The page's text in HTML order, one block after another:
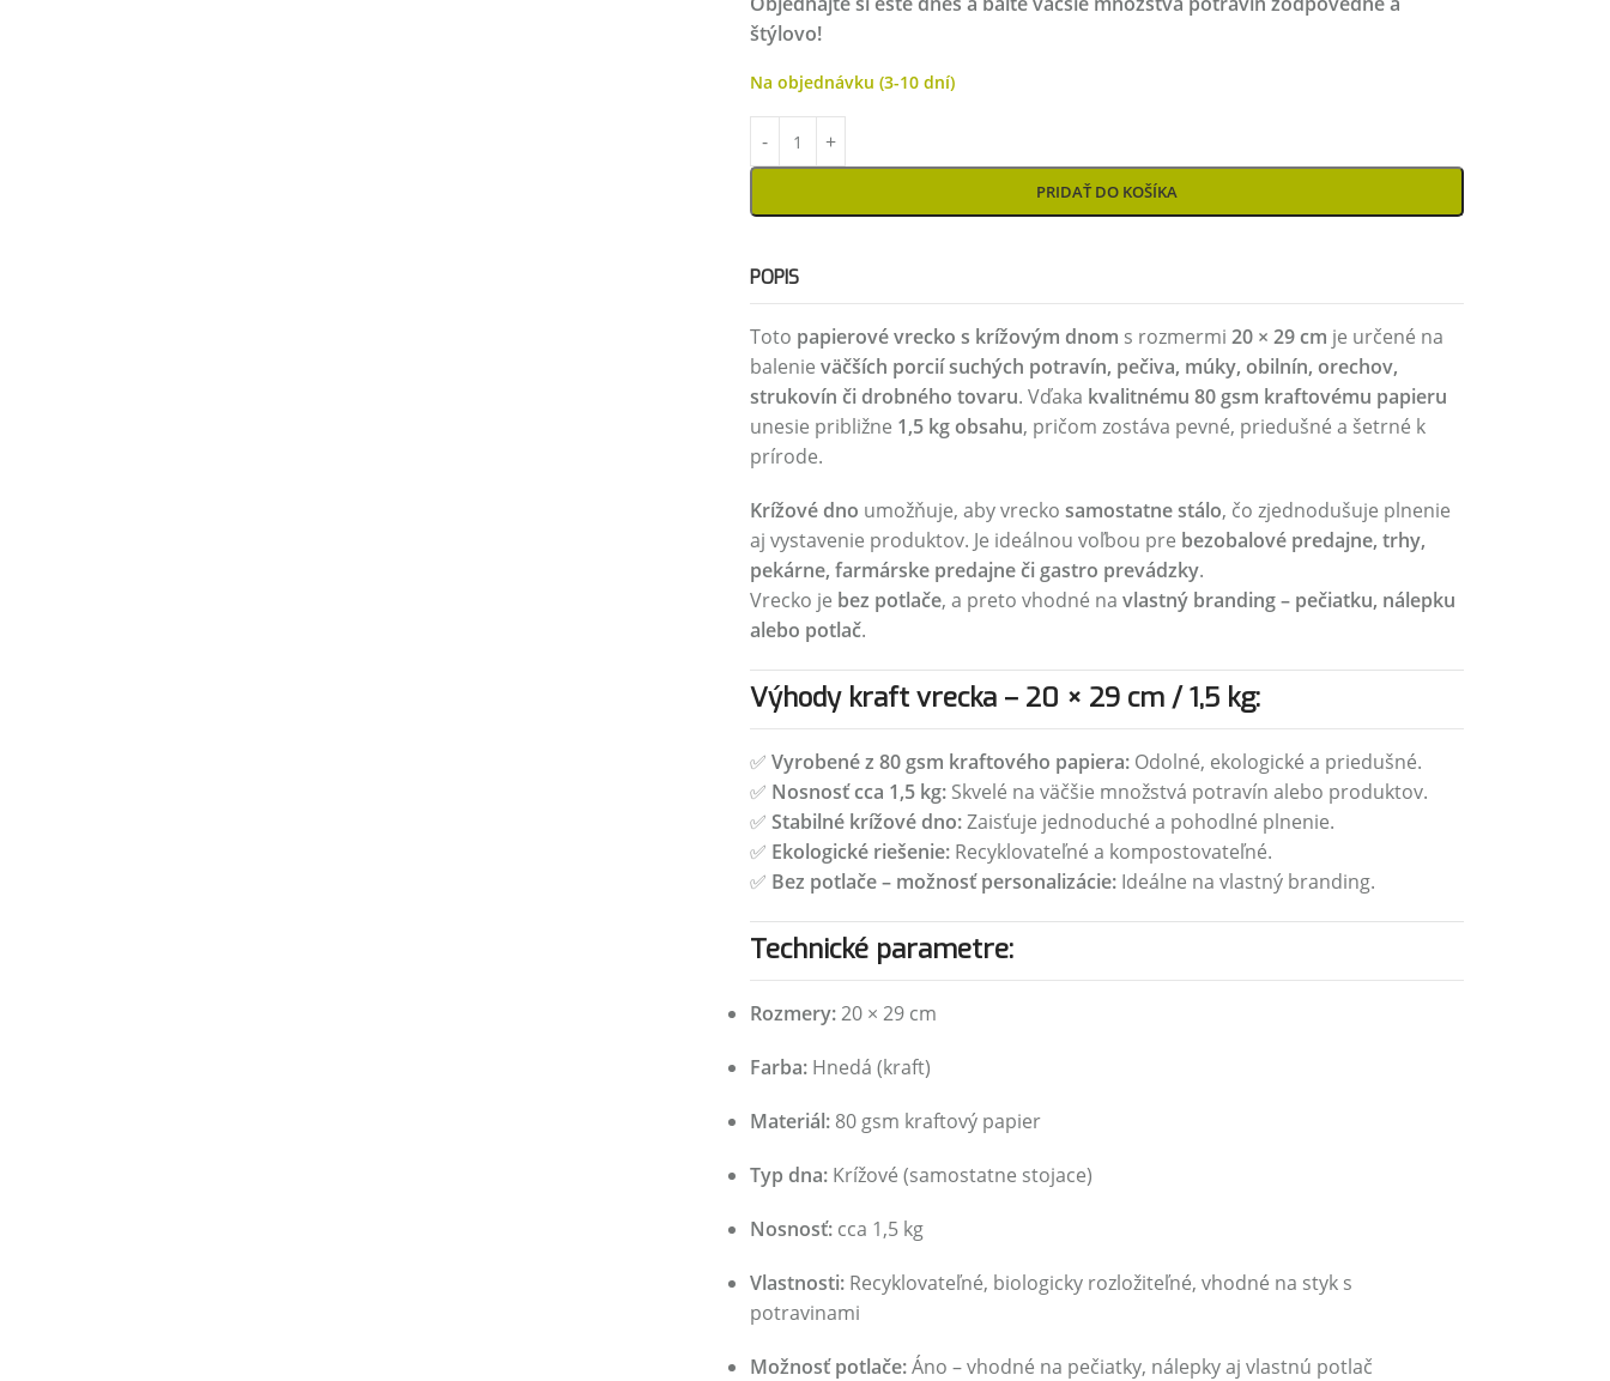
štýlovo!
Na objednávku (3-10 dní)
PRIDAŤ DO KOŠÍKA
POPIS
Toto papierové vrecko s krížovým dnom s rozmermi 20 × 29 cm je určené na
balenie väčších porcií suchých potravín, pečiva, múky, obilnín, orechov,
strukovín či drobného tovaru. Vďaka kvalitnému 80 gsm kraftovému papieru
unesie približne 1,5 kg obsahu, pričom zostáva pevné, priedušné a šetrné k
prírode.
Krížové dno umožňuje, aby vrecko samostatne stálo, čo zjednodušuje plnenie
aj vystavenie produktov. Je ideálnou voľbou pre bezobalové predajne, trhy,
pekárne, farmárske predajne či gastro prevádzky.
Vrecko je bez potlače, a preto vhodné na vlastný branding – pečiatku, nálepku
alebo potlač.
Výhody kraft vrecka – 20 × 29 cm / 1,5 kg:
✅ Vyrobené z 80 gsm kraftového papiera:Odolné, ekologické a priedušné.
✅ Nosnosť cca 1,5 kg:Skvelé na väčšie množstvá potravín alebo produktov.
✅ Stabilné krížové dno:Zaisťuje jednoduché a pohodlné plnenie.
✅ Ekologické riešenie:Recyklovateľné a kompostovateľné.
✅ Bez potlače – možnosť personalizácie:Ideálne na vlastný branding.
Technické parametre:
Rozmery:20 × 29 cm
Farba:Hnedá (kraft)
Materiál:80 gsm kraftový papier
Typ dna:Krížové (samostatne stojace)
Nosnosť:cca 1,5 kg
Vlastnosti:Recyklovateľné, biologicky rozložiteľné, vhodné na styk s
potravinami
Možnosť potlače:Áno – vhodné na pečiatky, nálepky aj vlastnú potlač